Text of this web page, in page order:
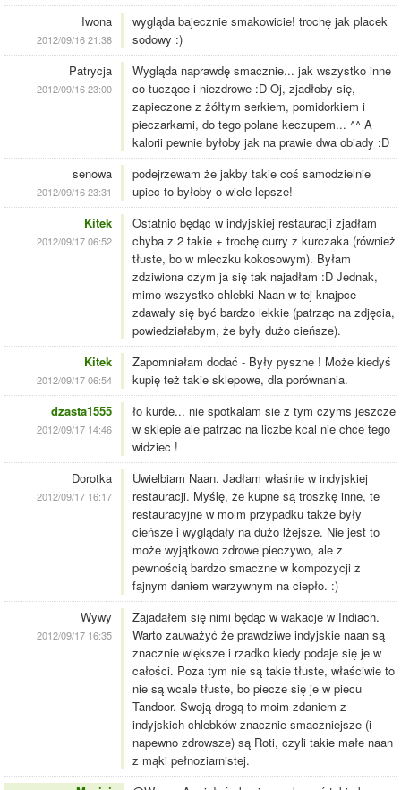
Iwona
2012/09/16 21:38
wygląda bajecznie smakowicie! trochę jak placek
sodowy :)
Patrycja
2012/09/16 23:00
Wygląda naprawdę smacznie... jak wszystko inne
co tuczące i niezdrowe :D Oj, zjadłoby się,
zapieczone z żółtym serkiem, pomidorkiem i
pieczarkami, do tego polane keczupem... ^^ A
kalorii pewnie byłoby jak na prawie dwa obiady :D
senowa
2012/09/16 23:31
podejrzewam że jakby takie coś samodzielnie
upiec to byłoby o wiele lepsze!
Kitek
2012/09/17 06:52
Ostatnio będąc w indyjskiej restauracji zjadłam
chyba z 2 takie + trochę curry z kurczaka (również
tłuste, bo w mleczku kokosowym). Byłam
zdziwiona czym ja się tak najadłam :D Jednak,
mimo wszystko chlebki Naan w tej knajpce
zdawały się być bardzo lekkie (patrząc na zdjęcia,
powiedziałabym, że były dużo cieńsze).
Kitek
2012/09/17 06:54
Zapomniałam dodać - Były pyszne ! Może kiedyś
kupię też takie sklepowe, dla porównania.
dzasta1555
2012/09/17 14:46
ło kurde... nie spotkalam sie z tym czyms jeszcze
w sklepie ale patrzac na liczbe kcal nie chce tego
widziec !
Dorotka
2012/09/17 16:17
Uwielbiam Naan. Jadłam właśnie w indyjskiej
restauracji. Myślę, że kupne są troszkę inne, te
restauracyjne w moim przypadku także były
cieńsze i wyglądały na dużo lżejsze. Nie jest to
może wyjątkowo zdrowe pieczywo, ale z
pewnością bardzo smaczne w kompozycji z
fajnym daniem warzywnym na ciepło. :)
Wywy
2012/09/17 16:35
Zajadałem się nimi będąc w wakacje w Indiach.
Warto zauważyć że prawdziwe indyjskie naan są
znacznie większe i rzadko kiedy podaje się je w
całości. Poza tym nie są takie tłuste, właściwie to
nie są wcale tłuste, bo piecze się je w piecu
Tandoor. Swoją drogą to moim zdaniem z
indyjskich chlebków znacznie smaczniejsze (i
napewno zdrowsze) są Roti, czyli takie małe naan
z mąki pełnoziarnistej.